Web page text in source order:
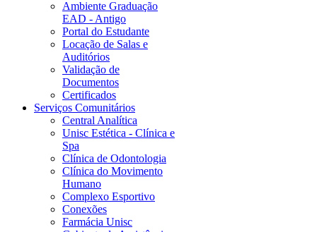
Ambiente Graduação
EAD - Antigo
Portal do Estudante
Locação de Salas e
Auditórios
Validação de
Documentos
Certificados
Serviços Comunitários
Central Analítica
Unisc Estética - Clínica e
Spa
Clínica de Odontologia
Clínica do Movimento
Humano
Complexo Esportivo
Conexões
Farmácia Unisc